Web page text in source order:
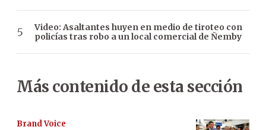
Video: Asaltantes huyen en medio de tiroteo con
policías tras robo a un local comercial de Ñemby
Más contenido de esta sección
Brand Voice